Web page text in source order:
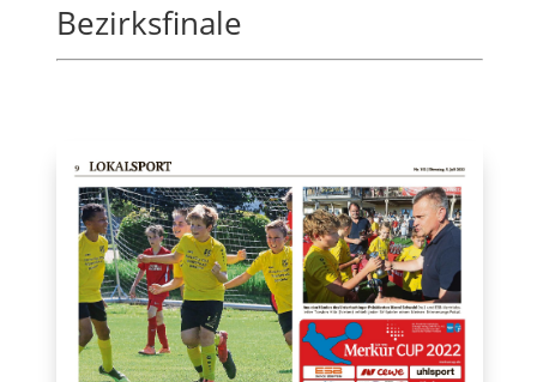
Bezirksfinale